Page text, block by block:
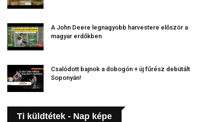
A John Deere legnagyobb harvestere először a
magyar erdőkben
Csalódott bajnok a dobogón + új fűrész debütált
Soponyán!
Ti küldtétek - Nap képe